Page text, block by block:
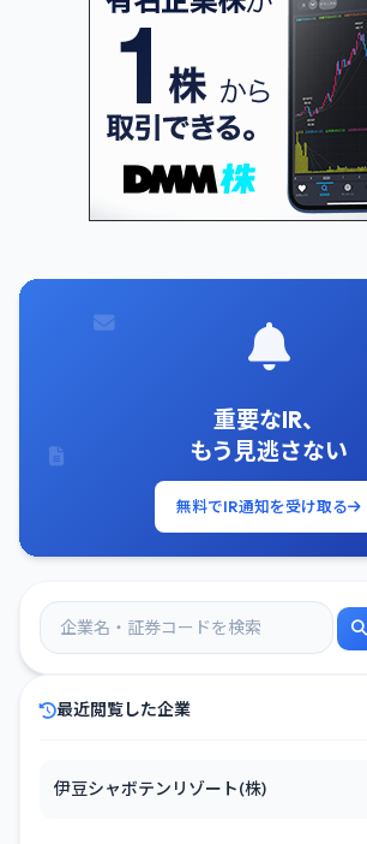
重要なIR、
もう見逃さない
無料でIR通知を受け取る
最近閲覧した企業
伊豆シャボテンリゾート(株)